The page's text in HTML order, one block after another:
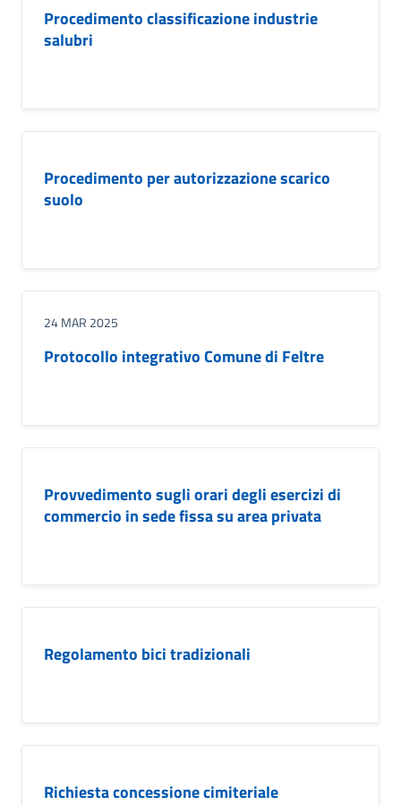
Procedimento classificazione industrie
salubri
Procedimento per autorizzazione scarico
suolo
24 MAR 2025
Protocollo integrativo Comune di Feltre
Provvedimento sugli orari degli esercizi di
commercio in sede fissa su area privata
Regolamento bici tradizionali
Richiesta concessione cimiteriale